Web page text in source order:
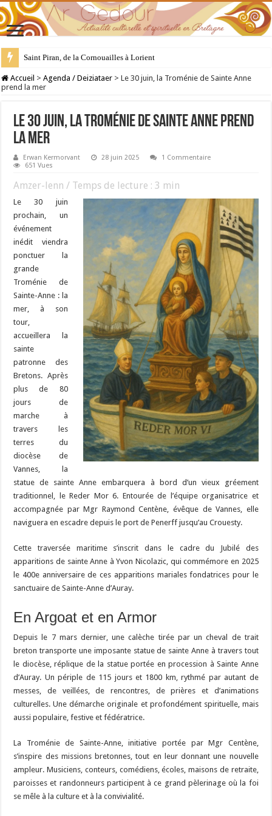
28 juillet : Saint Samson de Dol, père de la Bretagne chrétienne
Accueil > Agenda / Deiziataer > Le 30 juin, la Troménie de Sainte Anne
prend la mer
Le 30 juin, la Troménie de Sainte Anne prend
la mer
Erwan Kermorvant 28 juin 2025
1 Commentaire
651 Vues
Amzer-lenn / Temps de lecture :3 min
Le 30 juin
prochain, un
événement
inédit viendra
ponctuer la
grande
Troménie de
Sainte-Anne : la
mer, à son
tour,
accueillera la
sainte
patronne des
Bretons. Après
plus de 80
jours de
marche à
travers les
terres du
diocèse de
Vannes, la
statue de sainte Anne embarquera à bord d’un vieux gréement
traditionnel, le Reder Mor 6. Entourée de l’équipe organisatrice et
accompagnée par Mgr Raymond Centène, évêque de Vannes, elle
naviguera en escadre depuis le port de Penerff jusqu’au Crouesty.
Cette traversée maritime s’inscrit dans le cadre du Jubilé des
apparitions de sainte Anne à Yvon Nicolazic, qui commémore en 2025
le 400e anniversaire de ces apparitions mariales fondatrices pour le
sanctuaire de Sainte-Anne d’Auray.
En Argoat et en Armor
Depuis le 7 mars dernier, une calèche tirée par un cheval de trait
breton transporte une imposante statue de sainte Anne à travers tout
le diocèse, réplique de la statue portée en procession à Sainte Anne
d’Auray. Un périple de 115 jours et 1800 km, rythmé par autant de
messes, de veillées, de rencontres, de prières et d’animations
culturelles. Une démarche originale et profondément spirituelle, mais
aussi populaire, festive et fédératrice.
La Troménie de Sainte-Anne, initiative portée par Mgr Centène,
s’inspire des missions bretonnes, tout en leur donnant une nouvelle
ampleur. Musiciens, conteurs, comédiens, écoles, maisons de retraite,
paroisses et randonneurs participent à ce grand pèlerinage où la foi
se mêle à la culture et à la convivialité.